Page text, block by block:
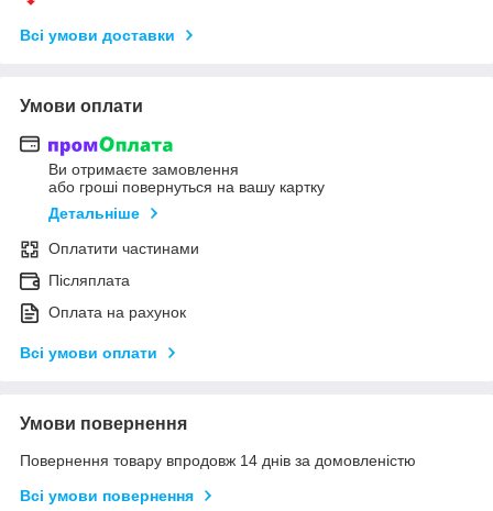
Всі умови доставки
Умови оплати
Ви отримаєте замовлення
або гроші повернуться на вашу картку
Детальніше
Оплатити частинами
Післяплата
Оплата на рахунок
Всі умови оплати
Умови повернення
Повернення товару впродовж 14 днів за домовленістю
Всі умови повернення